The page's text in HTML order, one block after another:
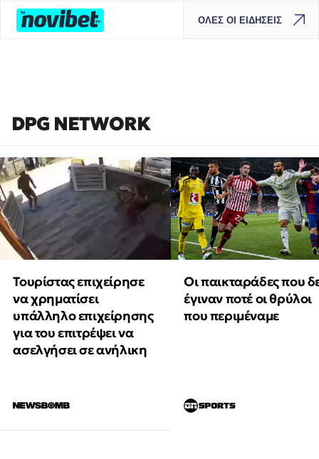
ΟΛΕΣ ΟΙ ΕΙΔΗΣΕΙΣ
DPG NETWORK
Τουρίστας επιχείρησε
να χρηματίσει
υπάλληλο επιχείρησης
για του επιτρέψει να
ασελγήσει σε ανήλικη
Οι παικταράδες που
έγιναν ποτέ οι θρύλοι
που περιμέναμε